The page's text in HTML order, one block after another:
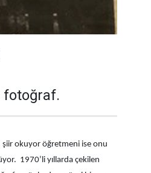
fotoğraf.
okuyor öğretmeni ise onu
1970’li yıllarda çekilen